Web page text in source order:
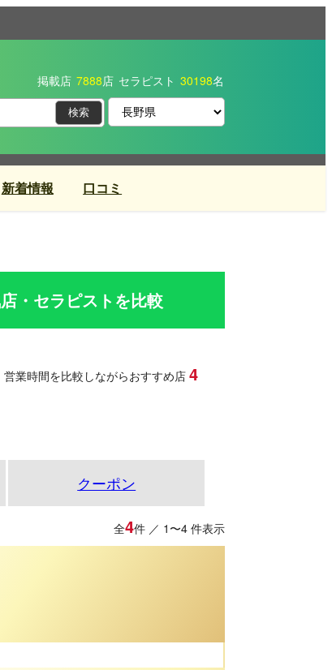
掲載店 7888店 セラピスト 30198名
新着情報 口コミ
・セラピストを比較
業時間を比較しながらおすすめ店 4
クーポン
全4件 ／ 1〜4 件表示